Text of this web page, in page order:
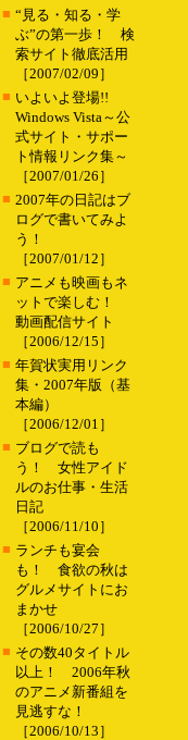
■ “見る・知る・学
ぶ”の第一歩！ 検
索サイト徹底活用
［2007/02/09］
■ いよいよ登場!!
Windows Vista～公
式サイト・サポー
ト情報リンク集～
［2007/01/26］
■ 2007年の日記はブ
ログで書いてみよ
う！
［2007/01/12］
■ アニメも映画もネ
ットで楽しむ！
動画配信サイト
［2006/12/15］
■ 年賀状実用リンク
集・2007年版（基
本編）
［2006/12/01］
■ ブログで読も
う！ 女性アイド
ルのお仕事・生活
日記
［2006/11/10］
■ ランチも宴会
も！ 食欲の秋は
グルメサイトにお
まかせ
［2006/10/27］
■ その数40タイトル
以上！ 2006年秋
のアニメ新番組を
見逃すな！
［2006/10/13］